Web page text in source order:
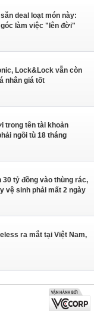
deal loạt món này:
làm việc "lên đời"
Lock&Lock vẫn còn
nhân giá tốt
trong tên tài khoản
ngồi tù 18 tháng
tỷ đồng vào thùng rác,
vệ sinh phải mất 2 ngày
ra mắt tại Việt Nam,